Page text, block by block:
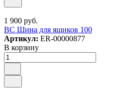
1 900 руб.
ВС Шина для ящиков 100
Артикул: ER-00000877
В корзину